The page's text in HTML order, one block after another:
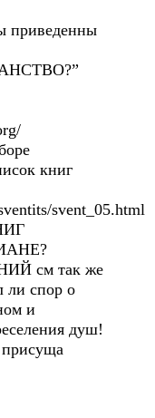
приведенны
книг
svent_05.html
см так же
ли спор о
и
душ!
присуща